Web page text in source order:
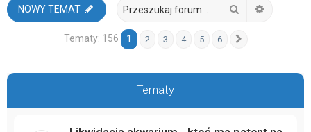
NOWY TEMAT Szukaj
Tematy: 156 1 2 3 4 5 6
Tematy